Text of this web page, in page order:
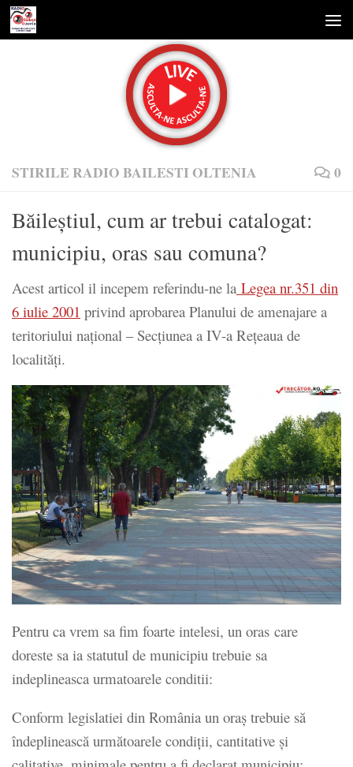
Skip to content
STIRILE RADIO BAILESTI OLTENIA 0
Băileștiul, cum ar trebui catalogat:
municipiu, oras sau comuna?
Acest articol il incepem referindu-ne la Legea nr.351 din
6 iulie 2001 privind aprobarea Planului de amenajare a
teritoriului naţional – Secţiunea a IV-a Reţeaua de
localităţi.
Pentru ca vrem sa fim foarte intelesi, un oras care
doreste sa ia statutul de municipiu trebuie sa
indeplineasca urmatoarele conditii:
Conform legislatiei din România un oraș trebuie să
îndeplinească următoarele condiții, cantitative și